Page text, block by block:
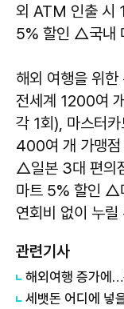
외 ATM 인출 시
5% 할인 △국내
해외 여행을 위
전세계 1200여
각 1회), 마스터
400여 개 가맹점
△일본 3대 편의
마트 5% 할인 △
연회비 없이 누릴
관련기사
해외여행 증가에
세뱃돈 어디에 넣